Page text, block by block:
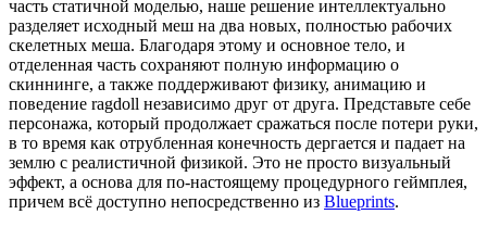
часть статичной моделью, наше решение интеллектуально
разделяет исходный меш на два новых, полностью рабочих
скелетных меша. Благодаря этому и основное тело, и
отделенная часть сохраняют полную информацию о
скиннинге, а также поддерживают физику, анимацию и
поведение ragdoll независимо друг от друга. Представьте себе
персонажа, который продолжает сражаться после потери руки,
в то время как отрубленная конечность дергается и падает на
землю с реалистичной физикой. Это не просто визуальный
эффект, а основа для по-настоящему процедурного геймплея,
причем всё доступно непосредственно из Blueprints.